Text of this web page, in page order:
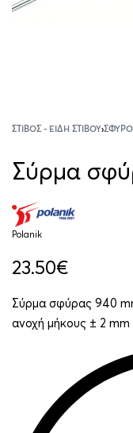
ΣΤΊΒΟΣ - ΕΊΔΗ ΣΤΊΒΟΥ›
Σύρμα
Polanik
23.50€
Σύρμα σφύρας 940
ανοχή μήκους ± 2 mm